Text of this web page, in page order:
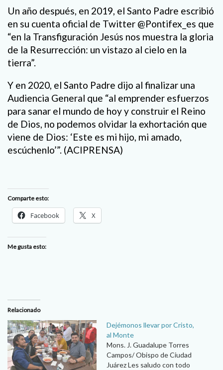
Un año después, en 2019, el Santo Padre escribió
en su cuenta oficial de Twitter @Pontifex_es que
“en la Transfiguración Jesús nos muestra la gloria
de la Resurrección: un vistazo al cielo en la
tierra”.
Y en 2020, el Santo Padre dijo al finalizar una
Audiencia General que “al emprender esfuerzos
para sanar el mundo de hoy y construir el Reino
de Dios, no podemos olvidar la exhortación que
viene de Dios: ‘Este es mi hijo, mi amado,
escúchenlo’”. (ACIPRENSA)
Comparte esto:
Facebook X
Me gusta esto:
Relacionado
Dejémonos llevar por Cristo,
al Monte
Mons. J. Guadalupe Torres
Campos/ Obispo de Ciudad
Juárez Les saludo con todo